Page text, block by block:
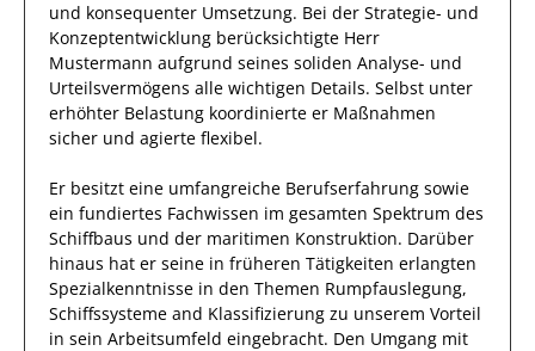
und konsequenter Umsetzung. Bei der Strategie- und
Konzeptentwicklung berücksichtigte Herr
Mustermann aufgrund seines soliden Analyse- und
Urteilsvermögens alle wichtigen Details. Selbst unter
erhöhter Belastung koordinierte er Maßnahmen
sicher und agierte flexibel.
Er besitzt eine umfangreiche Berufserfahrung sowie
ein fundiertes Fachwissen im gesamten Spektrum des
Schiffbaus und der maritimen Konstruktion. Darüber
hinaus hat er seine in früheren Tätigkeiten erlangten
Spezialkenntnisse in den Themen Rumpfauslegung,
Schiffssysteme and Klassifizierung zu unserem Vorteil
in sein Arbeitsumfeld eingebracht. Den Umgang mit